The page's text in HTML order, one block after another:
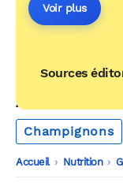
Voir plus
Sources
AUTOUR DU
Champignons
Accueil -
Nutrition -